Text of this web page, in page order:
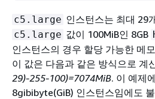
c5.large 인스턴스는 최대 29
c5.large 값이 100MiB인 8GB
인스턴스의 경우 할당 가능한 메
이 값은 다음과 같은 방식으로 계
29)-255-100)=7074MiB. 이 예제
8gibibyte(GiB) 인스턴스임에도